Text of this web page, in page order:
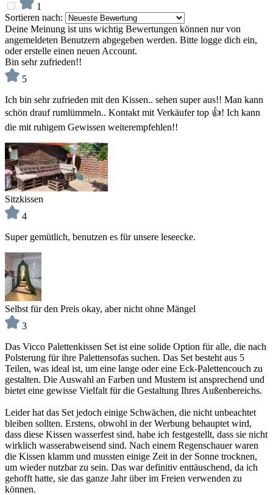
1
Sortieren nach:
Deine Meinung ist uns wichtig Bewertungen können nur von
angemeldeten Benutzern abgegeben werden. Bitte logge dich ein,
oder erstelle einen neuen Account.
Bin sehr zufrieden!!
5
Ich bin sehr zufrieden mit den Kissen.. sehen super aus!! Man kann
schön drauf rumlümmeln.. Kontakt mit Verkäufer top 👍! Ich kann
die mit ruhigem Gewissen weiterempfehlen!!
Sitzkissen
4
Super gemütlich, benutzen es für unsere leseecke.
Selbst für den Preis okay, aber nicht ohne Mängel
3
Das Vicco Palettenkissen Set ist eine solide Option für alle, die nach
Polsterung für ihre Palettensofas suchen. Das Set besteht aus 5
Teilen, was ideal ist, um eine lange oder eine Eck-Palettencouch zu
gestalten. Die Auswahl an Farben und Mustern ist ansprechend und
bietet eine gewisse Vielfalt für die Gestaltung Ihres Außenbereichs.
Leider hat das Set jedoch einige Schwächen, die nicht unbeachtet
bleiben sollten. Erstens, obwohl in der Werbung behauptet wird,
dass diese Kissen wasserfest sind, habe ich festgestellt, dass sie nicht
wirklich wasserabweisend sind. Nach einem Regenschauer waren
die Kissen klamm und mussten einige Zeit in der Sonne trocknen,
um wieder nutzbar zu sein. Das war definitiv enttäuschend, da ich
gehofft hatte, sie das ganze Jahr über im Freien verwenden zu
können.